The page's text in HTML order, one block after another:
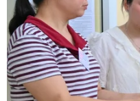
Ít nhất 65 người
tại Algeria
11/08/2021 13:22
Đài truyền hình Algeria